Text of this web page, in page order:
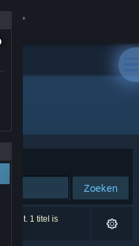
Zoeken
1 titel is